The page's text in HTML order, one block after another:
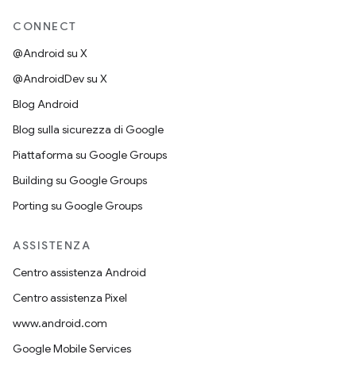
CONNECT
@Android su X
@AndroidDev su X
Blog Android
Blog sulla sicurezza di Google
Piattaforma su Google Groups
Building su Google Groups
Porting su Google Groups
ASSISTENZA
Centro assistenza Android
Centro assistenza Pixel
www.android.com
Google Mobile Services